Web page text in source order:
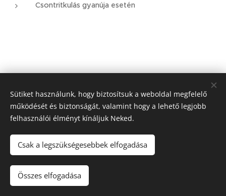
Csontritkulás gyanúja esetén
Webnode
Sütiket használunk, hogy biztosítsuk a weboldal megfelelő
működését és biztonságát, valamint hogy a lehető legjobb
felhasználói élményt kínáljuk Neked.
Csak a legszükségesebbek elfogadása
Összes elfogadása